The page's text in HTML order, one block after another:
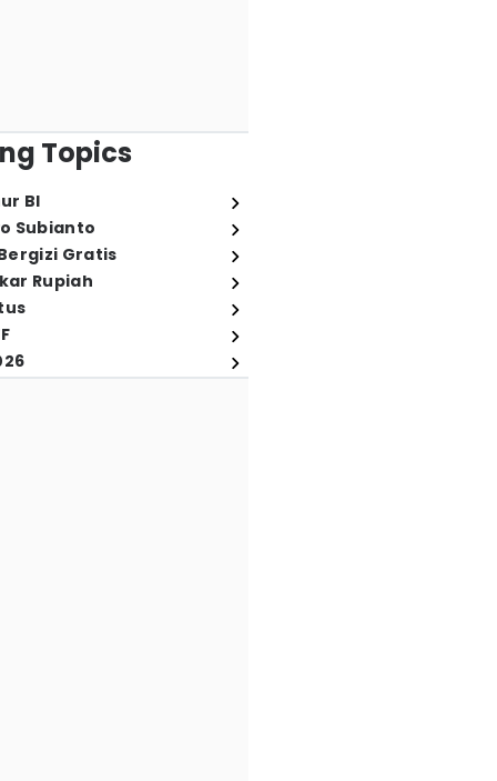
Topics
BI
Subianto
Gratis
Rupiah